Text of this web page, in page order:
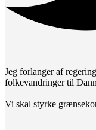
Jeg forlanger af
folkevandringer til
Vi skal styrke